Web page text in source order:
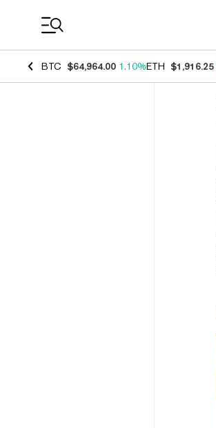
BTC $64,964.00 1.10%ETH $1,916.25